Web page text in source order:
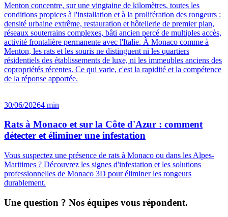
Menton concentre, sur une vingtaine de kilomètres, toutes les
conditions propices à l'installation et à la prolifération des rongeurs :
densité urbaine extrême, restauration et hôtellerie de premier plan,
réseaux souterrains complexes, bâti ancien percé de multiples accès,
activité frontalière permanente avec l'Italie. À Monaco comme à
Menton, les rats et les souris ne distinguent ni les quartiers
résidentiels des établissements de luxe, ni les immeubles anciens des
copropriétés récentes. Ce qui varie, c'est la rapidité et la compétence
de la réponse apportée.
30/06/20264 min
Rats à Monaco et sur la Côte d'Azur : comment
détecter et éliminer une infestation
Vous suspectez une présence de rats à Monaco ou dans les Alpes-
Maritimes ? Découvrez les signes d'infestation et les solutions
professionnelles de Monaco 3D pour éliminer les rongeurs
durablement.
Une question ? Nos équipes vous répondent.